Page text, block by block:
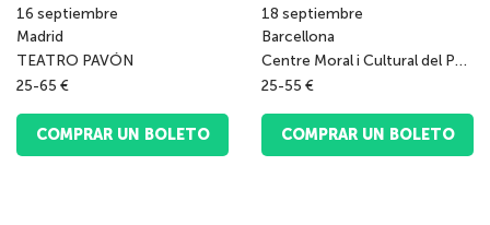
16 septiembre
Madrid
TEATRO PAVÓN
25-65 €
COMPRAR UN BOLETO
18 septiembre
Barcellona
Centre Moral i Cultural del Poblenou
25-55 €
COMPRAR UN BOLETO